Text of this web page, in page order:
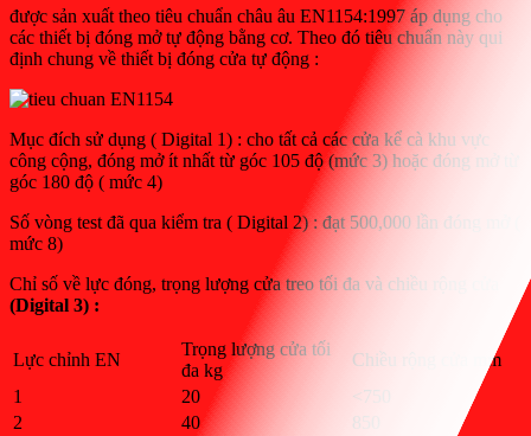
được sản xuất theo tiêu chuẩn châu âu EN1154:1997 áp dụng cho
các thiết bị đóng mở tự động bằng cơ. Theo đó tiêu chuẩn này qui
định chung về thiết bị đóng cửa tự động :
Mục đích sử dụng ( Digital 1) : cho tất cả các cửa kể cà khu vực
công cộng, đóng mở ít nhất từ góc 105 độ (mức 3) hoặc đóng mở từ
góc 180 độ ( mức 4)
Số vòng test đã qua kiểm tra ( Digital 2) : đạt 500,000 lần đóng mở (
mức 8)
Chỉ số về lực đóng, trọng lượng cửa treo tối đa và chiều rộng cửa
(Digital 3) :
Lực chỉnh EN
Trọng lượng cửa tối
đa kg
Chiều rộng cửa mm
1
20
<750
2
40
850